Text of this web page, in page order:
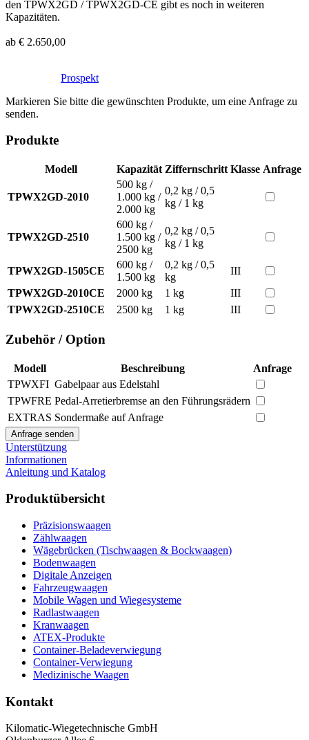
den TPWX2GD / TPWX2GD-CE gibt es noch in weiteren
Kapazitäten.
ab € 2.650,00
Prospekt
Markieren Sie bitte die gewünschten Produkte, um eine Anfrage zu
senden.
Produkte
Modell Kapazität Ziffernschritt Klasse Anfrage
TPWX2GD-2010
500 kg /
1.000 kg /
2.000 kg
0,2 kg / 0,5
kg / 1 kg
TPWX2GD-2510
600 kg /
1.500 kg /
2500 kg
0,2 kg / 0,5
kg / 1 kg
TPWX2GD-1505CE
600 kg /
1.500 kg
0,2 kg / 0,5
kg
III
TPWX2GD-2010CE
2000 kg 1 kg
III
TPWX2GD-2510CE
2500 kg 1 kg III
Zubehör / Option
Modell Beschreibung
Anfrage
TPWXFI Gabelpaar aus Edelstahl
TPWFRE Pedal-Arretierbremse an den Führungsrädern
EXTRAS Sondermaße auf Anfrage
Unterstützung
Informationen
Anleitung und Katalog
Produktübersicht
Präzisionswaagen
Zählwaagen
Wägebrücken (Tischwaagen & Bockwaagen)
Bodenwaagen
Digitale Anzeigen
Fahrzeugwaagen
Mobile Wagen und Wiegesysteme
Radlastwaagen
Kranwaagen
ATEX-Produkte
Container-Beladeverwiegung
Container-Verwiegung
Medizinische Waagen
Kontakt
Kilomatic-Wiegetechnische GmbH